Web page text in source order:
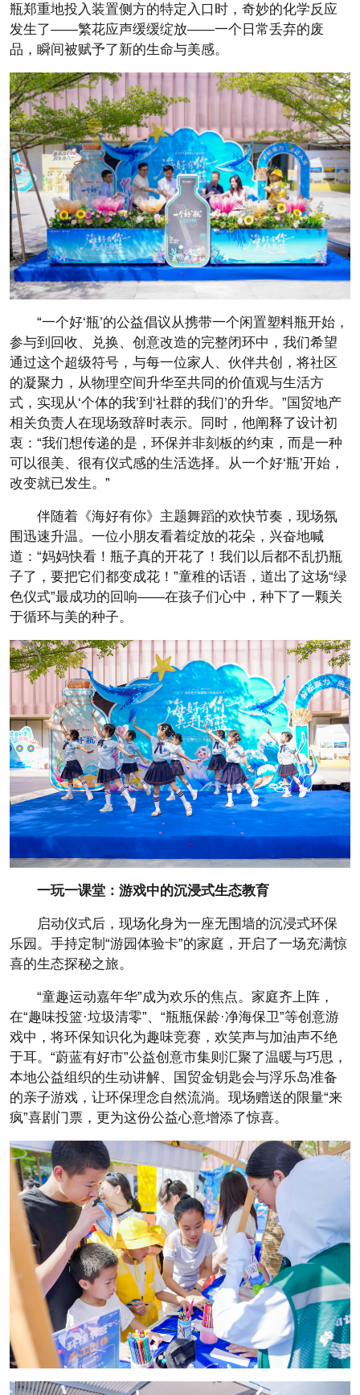
瓶郑重地投入装置侧方的特定入口时，奇妙的化学反应
发生了——繁花应声缓缓绽放——一个日常丢弃的废
品，瞬间被赋予了新的生命与美感。
“一个好‘瓶’的公益倡议从携带一个闲置塑料瓶开始，
参与到回收、兑换、创意改造的完整闭环中，我们希望
通过这个超级符号，与每一位家人、伙伴共创，将社区
的凝聚力，从物理空间升华至共同的价值观与生活方
式，实现从‘个体的我’到‘社群的我们’的升华。”国贸地产
相关负责人在现场致辞时表示。同时，他阐释了设计初
衷：“我们想传递的是，环保并非刻板的约束，而是一种
可以很美、很有仪式感的生活选择。从一个好‘瓶’开始，
改变就已发生。”
伴随着《海好有你》主题舞蹈的欢快节奏，现场氛
围迅速升温。一位小朋友看着绽放的花朵，兴奋地喊
道：“妈妈快看！瓶子真的开花了！我们以后都不乱扔瓶
子了，要把它们都变成花！”童稚的话语，道出了这场“绿
色仪式”最成功的回响——在孩子们心中，种下了一颗关
于循环与美的种子。
一玩一课堂：游戏中的沉浸式生态教育
启动仪式后，现场化身为一座无围墙的沉浸式环保
乐园。手持定制“游园体验卡”的家庭，开启了一场充满惊
喜的生态探秘之旅。
“童趣运动嘉年华”成为欢乐的焦点。家庭齐上阵，
在“趣味投篮·垃圾清零”、“瓶瓶保龄·净海保卫”等创意游
戏中，将环保知识化为趣味竞赛，欢笑声与加油声不绝
于耳。“蔚蓝有好市”公益创意市集则汇聚了温暖与巧思，
本地公益组织的生动讲解、国贸金钥匙会与浮乐岛准备
的亲子游戏，让环保理念自然流淌。现场赠送的限量“来
疯”喜剧门票，更为这份公益心意增添了惊喜。